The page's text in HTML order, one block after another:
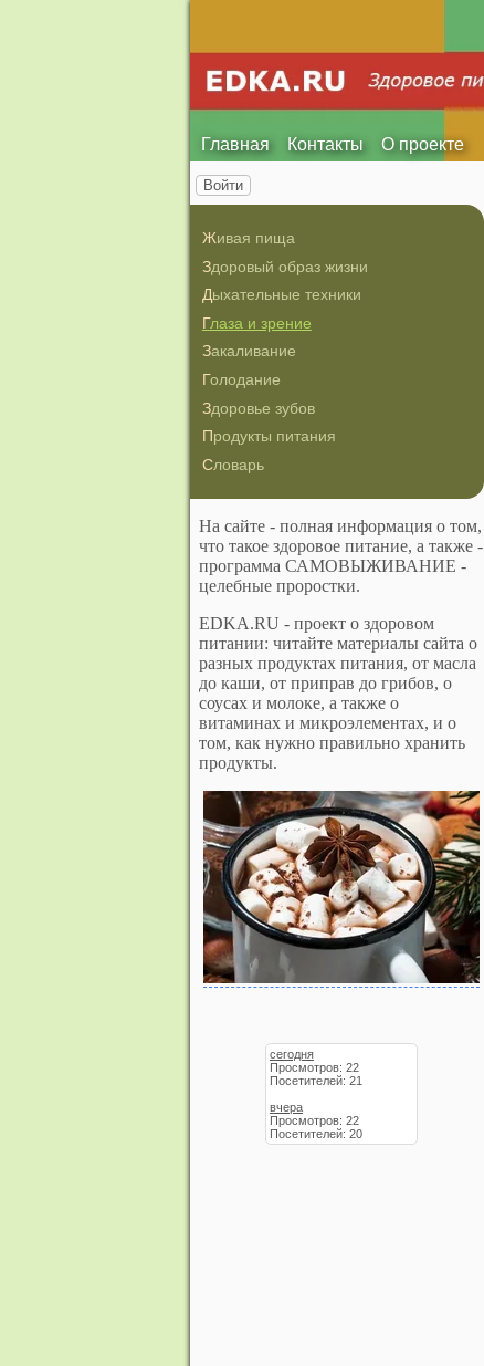
Главная Контакты О проекте
Войти
Живая пища
Здоровый образ жизни
Дыхательные техники
Глаза и зрение
Закаливание
Голодание
Здоровье зубов
Продукты питания
Словарь
На сайте - полная информация о том,
что такое здоровое питание, а также -
программа САМОВЫЖИВАНИЕ -
целебные проростки.
EDKA.RU - проект о здоровом
питании: читайте материалы сайта о
разных продуктах питания, от масла
до каши, от приправ до грибов, о
соусах и молоке, а также о
витаминах и микроэлементах, и о
том, как нужно правильно хранить
продукты.
сегодня
Просмотров: 22
Посетителей: 21
вчера
Просмотров: 22
Посетителей: 20